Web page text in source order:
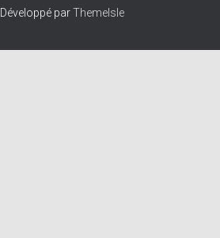
parThemeIsle